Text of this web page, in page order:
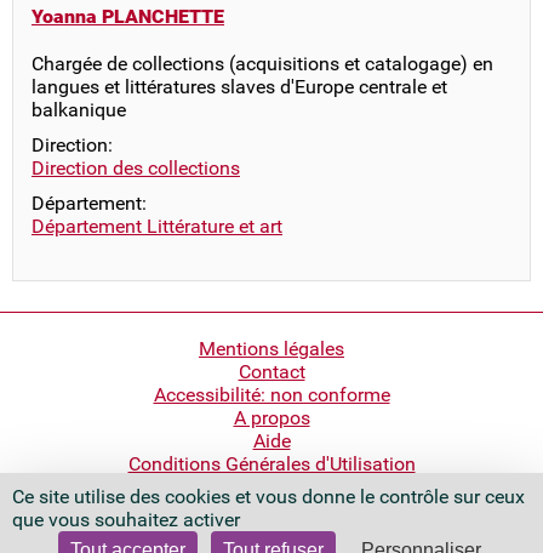
Ce site utilise des cookies et vous donne le contrôle sur ceux
que vous souhaitez activer
Yoanna PLANCHETTE
Chargée de collections (acquisitions et catalogage) en
langues et littératures slaves d'Europe centrale et
balkanique
Direction:
Direction des collections
Département:
Département Littérature et art
Mentions légales
Contact
Accessibilité: non conforme
A propos
Aide
Conditions Générales d'Utilisation
Bibliothèque nationale de France
Quai François Mauriac
75706 Paris Cedex 13 - France